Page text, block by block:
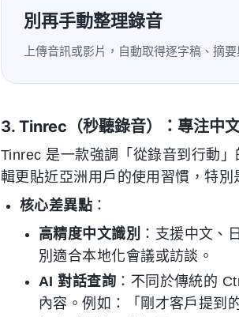
別再手動整理錄音
上傳音訊或影片，自動取得逐字稿、摘
3. Tinrec（秒聽錄音）：專注中
Tinrec 是一款強調「從錄音到行動
輯更貼近亞洲用戶的使用習慣，特
核心差異點 ：
高精度中文識別 ：支援中文、
別適合本地化會議或訪談。
AI 對話查詢 ：不同於傳統的
內容。例如：「剛才客戶提到